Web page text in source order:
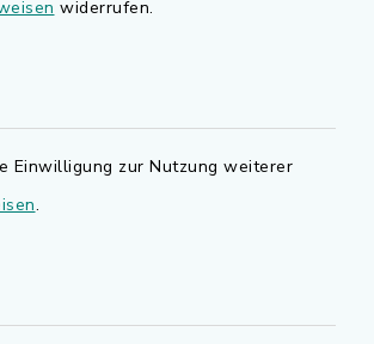
widerrufen.
Einwilligung zur Nutzung weiterer
.
Bauen in Adelsdorf
Bürgerserviceportal
Landkreis Erlangen-Höchstadt